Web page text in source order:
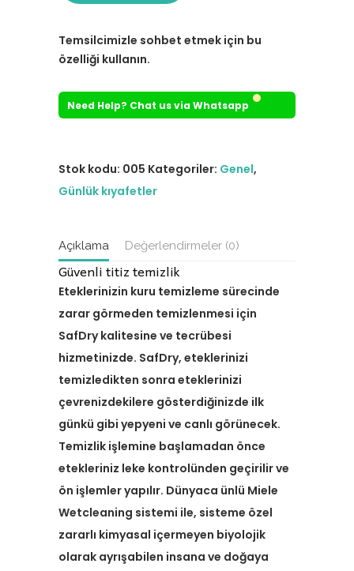
Temsilcimizle sohbet etmek için bu
özelliği kullanın.
Need Help? Chat us via Whatsapp
Stok kodu: 005 Kategoriler: Genel,
Günlük kıyafetler
Açıklama Değerlendirmeler (0)
Güvenli titiz temizlik
Eteklerinizin kuru temizleme sürecinde
zarar görmeden temizlenmesi için
SafDry kalitesine ve tecrübesi
hizmetinizde. SafDry, eteklerinizi
temizledikten sonra eteklerinizi
çevrenizdekilere gösterdiğinizde ilk
günkü gibi yepyeni ve canlı görünecek.
Temizlik işlemine başlamadan önce
etekleriniz leke kontrolünden geçirilir ve
ön işlemler yapılır. Dünyaca ünlü Miele
Wetcleaning sistemi ile, sisteme özel
zararlı kimyasal içermeyen biyolojik
olarak ayrışabilen insana ve doğaya